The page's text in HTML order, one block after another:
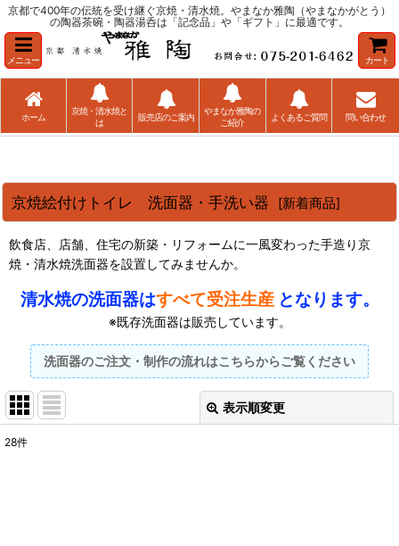
京都で400年の伝統を受け継ぐ京焼・清水焼。やまなか雅陶（やまなかがとう）
の陶器茶碗・陶器湯呑は「記念品」や「ギフト」に最適です。
メニュー カート
ホーム
京焼・清水焼と
は
販売店のご案内
やまなか雅陶の
ご紹介
よくあるご質問 問い合わせ
京焼絵付けトイレ 洗面器・手洗い器 [新着商品]
飲食店、店舗、住宅の新築・リフォームに一風変わった手造り京
焼・清水焼洗面器を設置してみませんか。
清水焼の洗面器はすべて受注生産となります。
※既存洗面器は販売しています。
洗面器のご注文・制作の流れはこちらからご覧ください
表示順変更
28件